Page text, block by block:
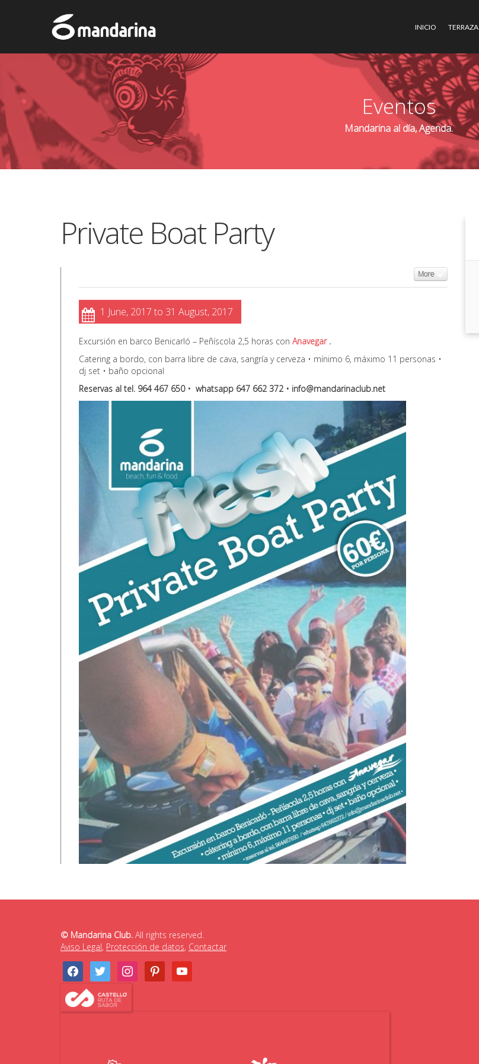
INICIO TERRAZA
Eventos
Mandarina al día, Agenda.
Private Boat Party
More
1 June, 2017 to 31 August, 2017
Excursión en barco Benicarló – Peñíscola 2,5 horas con Anavegar.
Catering a bordo, con barra libre de cava, sangría y cerveza • mínimo 6, máximo 11 personas •
dj set • baño opcional
Reservas al tel. 964 467 650 • whatsapp 647 662 372 • info@mandarinaclub.net
© Mandarina Club. All rights reserved.
Aviso Legal, Protección de datos, Contactar
facebooktwitter instagrampinterestyoutube